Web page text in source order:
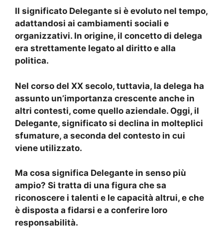
Il significato Delegante si è evoluto nel tempo,
adattandosi ai cambiamenti sociali e
organizzativi. In origine, il concetto di delega
era strettamente legato al diritto e alla
politica.
Nel corso del XX secolo, tuttavia, la delega ha
assunto un’importanza crescente anche in
altri contesti, come quello aziendale. Oggi, il
Delegante, significato si declina in molteplici
sfumature, a seconda del contesto in cui
viene utilizzato.
Ma cosa significa Delegante in senso più
ampio? Si tratta di una figura che sa
riconoscere i talenti e le capacità altrui, e che
è disposta a fidarsi e a conferire loro
responsabilità.